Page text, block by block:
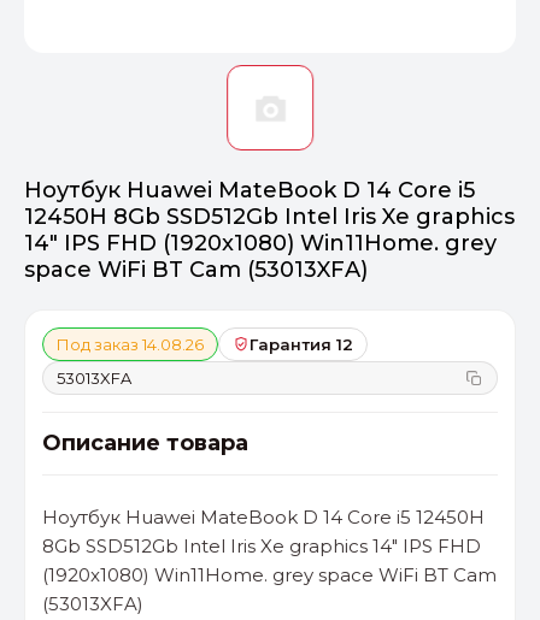
Ноутбук Huawei MateBook D 14 Core i5
12450H 8Gb SSD512Gb Intel Iris Xe graphics
14" IPS FHD (1920x1080) Win11Home. grey
space WiFi BT Cam (53013XFA)
Под заказ 14.08.26
Гарантия 12
53013XFA
Описание товара
Ноутбук Huawei MateBook D 14 Core i5 12450H
8Gb SSD512Gb Intel Iris Xe graphics 14" IPS FHD
(1920x1080) Win11Home. grey space WiFi BT Cam
(53013XFA)